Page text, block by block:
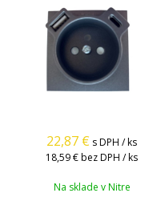
22,87 € s DPH / ks
18,59 €bez DPH / ks
Na sklade v Nitre